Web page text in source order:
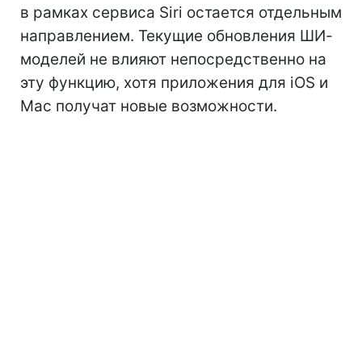
в рамках сервиса Siri остается отдельным
направлением. Текущие обновления ШИ-
моделей не влияют непосредственно на
эту функцию, хотя приложения для iOS и
Mac получат новые возможности.